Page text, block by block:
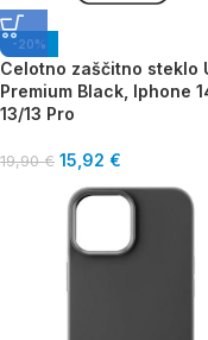
-20%
Celotno zaščitno steklo
Premium Black, Iphone
13/13 Pro
19,90€ 15,92 €